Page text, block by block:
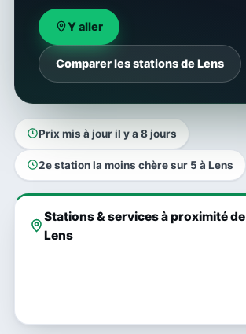
Y aller
Comparer les stations de Lens
Prix mis à jour il y a 8 jours
2e station la moins chère sur 5 à Lens
Stations & services à proximité de
Lens